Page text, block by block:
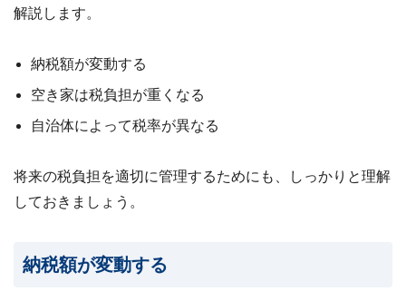
解説します。
納税額が変動する
空き家は税負担が重くなる
自治体によって税率が異なる
将来の税負担を適切に管理するためにも、しっかりと理解
しておきましょう。
納税額が変動する